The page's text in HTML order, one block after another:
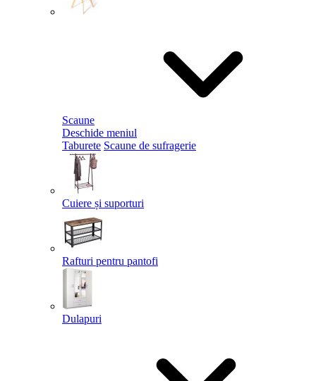
Scaune
Deschide meniul
Taburete Scaune de sufragerie
Cuiere și suporturi
Rafturi pentru pantofi
Dulapuri